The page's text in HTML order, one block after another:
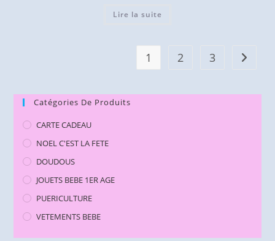
Lire la suite
1 2 3
Catégories De Produits
CARTE CADEAU
NOEL C'EST LA FETE
DOUDOUS
JOUETS BEBE 1ER AGE
PUERICULTURE
VETEMENTS BEBE